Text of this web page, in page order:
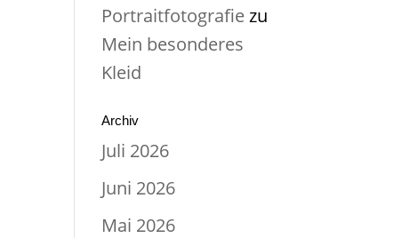
Portraitfotografiezu
Mein besonderes
Kleid
Archiv
Juli 2026
Juni 2026
Mai 2026